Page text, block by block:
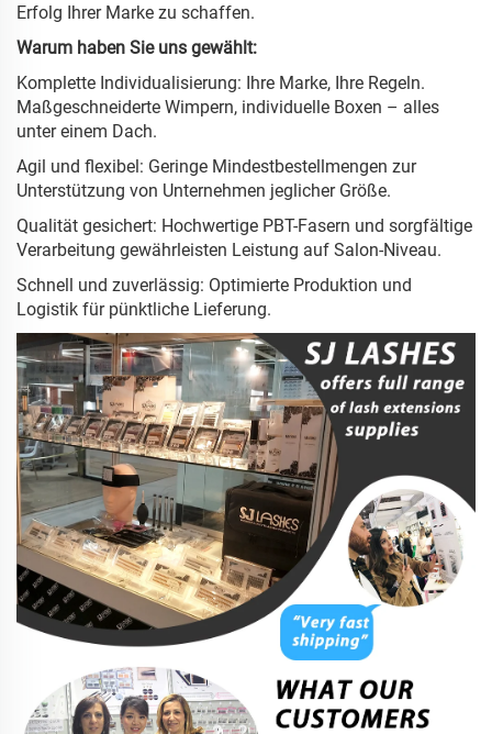
Erfolg Ihrer Marke zu schaffen.
Warum haben Sie uns gewählt:
Komplette Individualisierung: Ihre Marke, Ihre Regeln.
Maßgeschneiderte Wimpern, individuelle Boxen – alles
unter einem Dach.
Agil und flexibel: Geringe Mindestbestellmengen zur
Unterstützung von Unternehmen jeglicher Größe.
Qualität gesichert: Hochwertige PBT-Fasern und sorgfältige
Verarbeitung gewährleisten Leistung auf Salon-Niveau.
Schnell und zuverlässig: Optimierte Produktion und
Logistik für pünktliche Lieferung.